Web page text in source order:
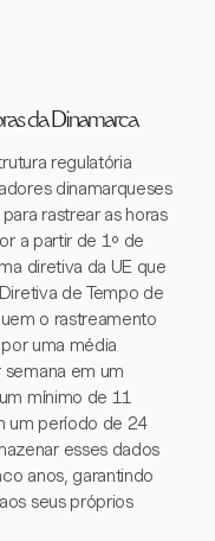
da Dinamarca
regulatória
dinamarqueses
rastrear as horas
a partir de 1º de
diretiva da UE que
de Tempo de
o rastreamento
uma média
em um
mínimo de 11
um período de 24
esses dados
anos, garantindo
seus próprios